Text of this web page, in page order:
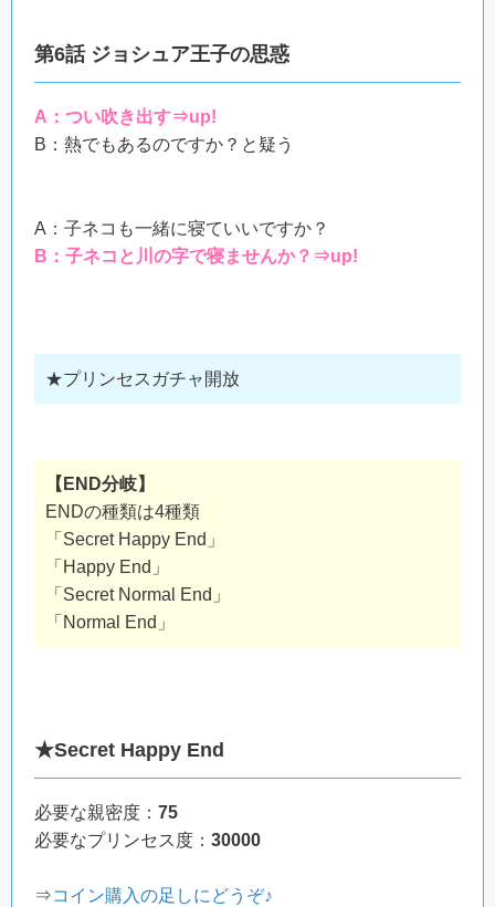
第6話 ジョシュア王子の思惑
A：つい吹き出す⇒up!
B：熱でもあるのですか？と疑う
A：子ネコも一緒に寝ていいですか？
B：子ネコと川の字で寝ませんか？⇒up!
★プリンセスガチャ開放
【END分岐】
ENDの種類は4種類
「Secret Happy End」
「Happy End」
「Secret Normal End」
「Normal End」
★Secret Happy End
必要な親密度： 75
必要なプリンセス度： 30000
⇒コイン購入の足しにどうぞ♪